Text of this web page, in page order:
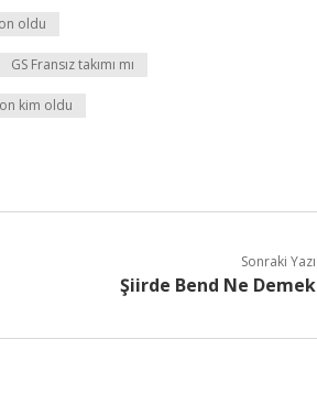
oldu
GS Fransız takımı mı
kim oldu
Sonraki Yazı
Şiirde Bend Ne Demek